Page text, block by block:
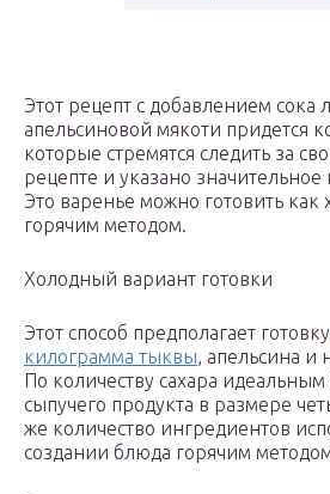
Этот рецепт с добавлением сока
апельсиновой мякоти придется
которые стремятся следить за
рецепте и указано значительное
Это варенье можно готовить как
горячим методом.
Холодный вариант готовки
Этот способ предполагает готовку
килограмма тыквы, апельсина и
По количеству сахара идеальным
сыпучего продукта в размере
же количество ингредиентов
создании блюда горячим